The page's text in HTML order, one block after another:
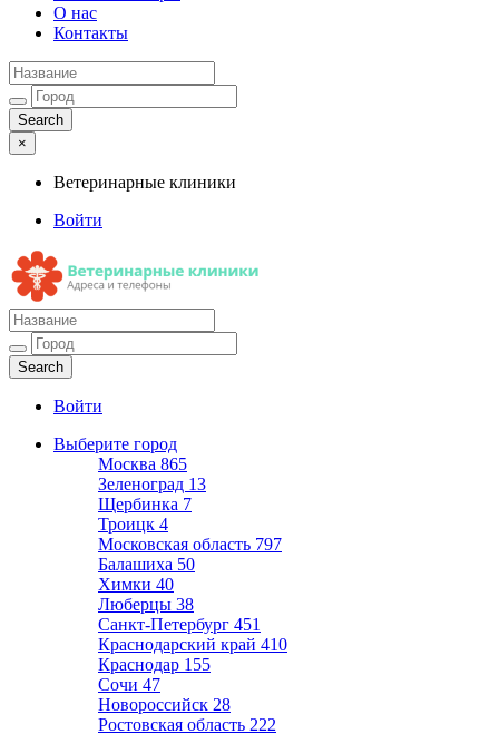
О нас
Контакты
×
Ветеринарные клиники
Войти
Ветеринарные клиники
Адреса и телефоны
Войти
Выберите город
Москва 865
Зеленоград 13
Щербинка 7
Троицк 4
Московская область 797
Балашиха 50
Химки 40
Люберцы 38
Санкт-Петербург 451
Краснодарский край 410
Краснодар 155
Сочи 47
Новороссийск 28
Ростовская область 222